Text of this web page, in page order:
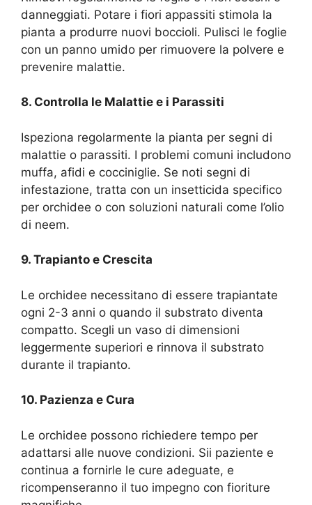
danneggiati. Potare i fiori appassiti stimola la
pianta a produrre nuovi boccioli. Pulisci le foglie
con un panno umido per rimuovere la polvere e
prevenire malattie.
8. Controlla le Malattie e i Parassiti
Ispeziona regolarmente la pianta per segni di
malattie o parassiti. I problemi comuni includono
muffa, afidi e cocciniglie. Se noti segni di
infestazione, tratta con un insetticida specifico
per orchidee o con soluzioni naturali come l’olio
di neem.
9. Trapianto e Crescita
Le orchidee necessitano di essere trapiantate
ogni 2-3 anni o quando il substrato diventa
compatto. Scegli un vaso di dimensioni
leggermente superiori e rinnova il substrato
durante il trapianto.
10. Pazienza e Cura
Le orchidee possono richiedere tempo per
adattarsi alle nuove condizioni. Sii paziente e
continua a fornirle le cure adeguate, e
ricompenseranno il tuo impegno con fioriture